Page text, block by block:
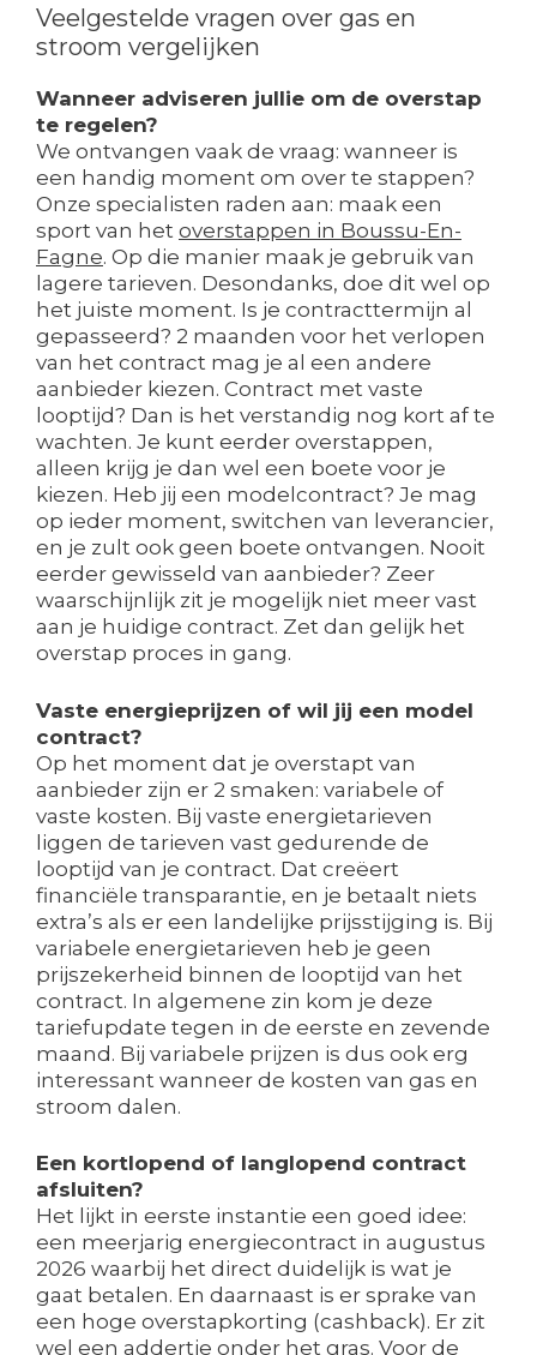
Veelgestelde vragen over gas en
stroom vergelijken
Wanneer adviseren jullie om de overstap
te regelen?
We ontvangen vaak de vraag: wanneer is
een handig moment om over te stappen?
Onze specialisten raden aan: maak een
sport van het overstappen in Boussu-En-
Fagne. Op die manier maak je gebruik van
lagere tarieven. Desondanks, doe dit wel op
het juiste moment. Is je contracttermijn al
gepasseerd? 2 maanden voor het verlopen
van het contract mag je al een andere
aanbieder kiezen. Contract met vaste
looptijd? Dan is het verstandig nog kort af te
wachten. Je kunt eerder overstappen,
alleen krijg je dan wel een boete voor je
kiezen. Heb jij een modelcontract? Je mag
op ieder moment, switchen van leverancier,
en je zult ook geen boete ontvangen. Nooit
eerder gewisseld van aanbieder? Zeer
waarschijnlijk zit je mogelijk niet meer vast
aan je huidige contract. Zet dan gelijk het
overstap proces in gang.
Vaste energieprijzen of wil jij een model
contract?
Op het moment dat je overstapt van
aanbieder zijn er 2 smaken: variabele of
vaste kosten. Bij vaste energietarieven
liggen de tarieven vast gedurende de
looptijd van je contract. Dat creëert
financiële transparantie, en je betaalt niets
extra’s als er een landelijke prijsstijging is. Bij
variabele energietarieven heb je geen
prijszekerheid binnen de looptijd van het
contract. In algemene zin kom je deze
tariefupdate tegen in de eerste en zevende
maand. Bij variabele prijzen is dus ook erg
interessant wanneer de kosten van gas en
stroom dalen.
Een kortlopend of langlopend contract
afsluiten?
Het lijkt in eerste instantie een goed idee:
een meerjarig energiecontract in augustus
2026 waarbij het direct duidelijk is wat je
gaat betalen. En daarnaast is er sprake van
een hoge overstapkorting (cashback). Er zit
wel een addertje onder het gras. Voor de